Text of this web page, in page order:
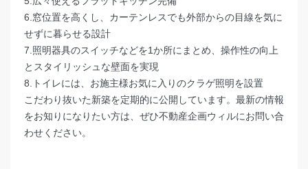
6.窓位置を高くし、カーテンレスでも外部からの目線を気に
せずに暮らせる設計
7.照明器具のスイッチなどを1か所にまとめ、操作性の向上
とスタイリッシュな壁面を実現
8.トイレには、お施主様お気に入りのクラゲ照明を設置
こだわり抜いた新築を定期的に公開しています。最新の情報
をお知りになりたい方は、ぜひ不動産企画ウィルにお問い合
わせください。